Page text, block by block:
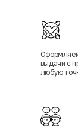
выдачи с
любую